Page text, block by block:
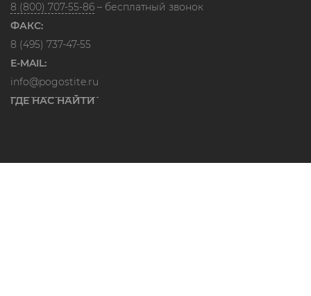
8 (800) 707-55-86 – бесплатный звонок
ФАКС:
8 (495) 737-47-55
E-MAIL:
info@pogostite.ru
ГДЕ НАС НАЙТИ